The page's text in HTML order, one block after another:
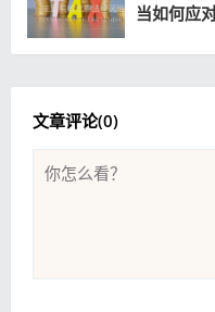
当如何应对
文章评论(0)